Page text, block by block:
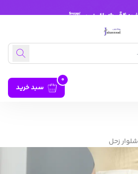
سبد خرید
0
شلوار زحل